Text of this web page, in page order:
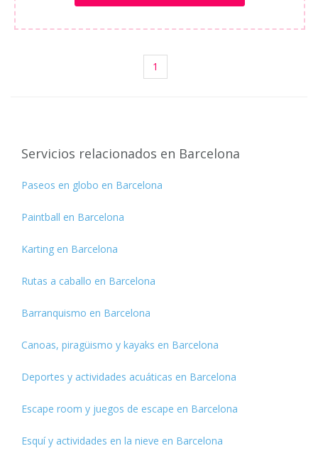
1
Servicios relacionados en Barcelona
Paseos en globo en Barcelona
Paintball en Barcelona
Karting en Barcelona
Rutas a caballo en Barcelona
Barranquismo en Barcelona
Canoas, piragüismo y kayaks en Barcelona
Deportes y actividades acuáticas en Barcelona
Escape room y juegos de escape en Barcelona
Esquí y actividades en la nieve en Barcelona